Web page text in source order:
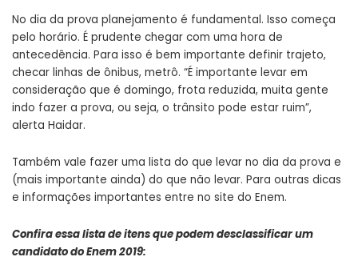
No dia da prova planejamento é fundamental. Isso começa
pelo horário. É prudente chegar com uma hora de
antecedência. Para isso é bem importante definir trajeto,
checar linhas de ônibus, metrô. “É importante levar em
consideração que é domingo, frota reduzida, muita gente
indo fazer a prova, ou seja, o trânsito pode estar ruim”,
alerta Haidar.
Também vale fazer uma lista do que levar no dia da prova e
(mais importante ainda) do que não levar. Para outras dicas
e informações importantes entre no site do Enem.
Confira essa lista de itens que podem desclassificar um
candidato do Enem 2019: